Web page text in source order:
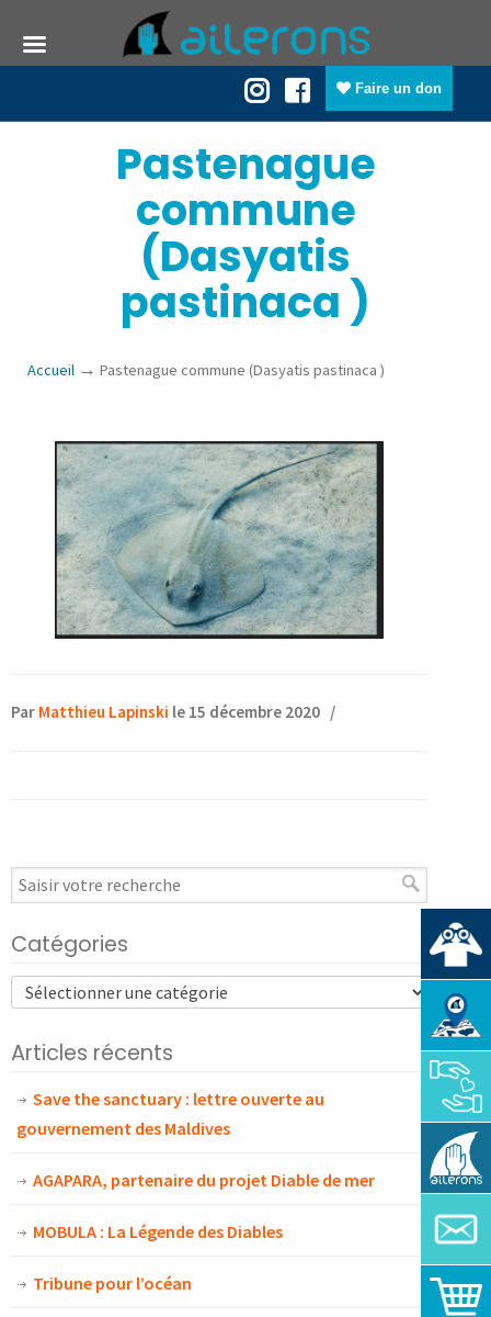
Faire un don
Pastenague
commune
(Dasyatis
pastinaca )
Accueil → Pastenague commune (Dasyatis pastinaca )
Par Matthieu Lapinski le 15 décembre 2020 /
Catégories
Articles récents
Save the sanctuary : lettre ouverte au
gouvernement des Maldives
AGAPARA, partenaire du projet Diable de mer
MOBULA : La Légende des Diables
Tribune pour l’océan